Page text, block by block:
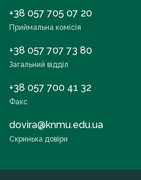
+38 057 705 07 20
Приймальна комісія
+38 057 707 73 80
Загальний відділ
+38 057 700 41 32
Факс
dovira@knmu.edu.ua
Скринька довіри